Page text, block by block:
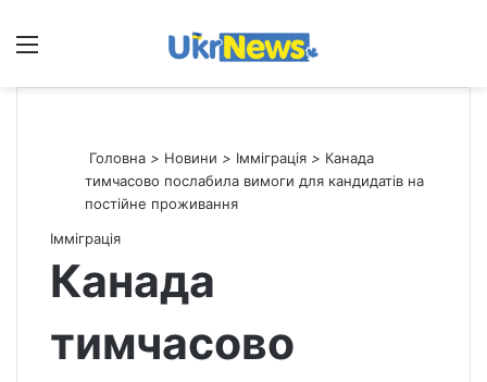
Меню
Головна > Новини > Імміграція > Канада
тимчасово послабила вимоги для кандидатів на
постійне проживання
Імміграція
Канада
тимчасово